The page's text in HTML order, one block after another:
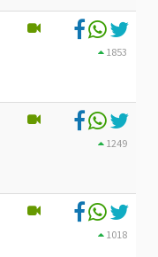
1853
1249
1018